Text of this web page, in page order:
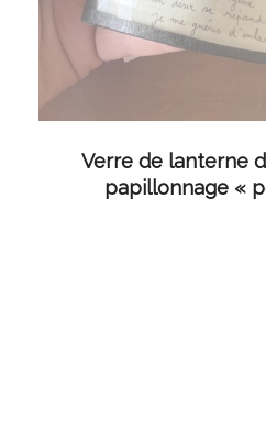
LIRE LA
Verre de lanterne
papillonnage «